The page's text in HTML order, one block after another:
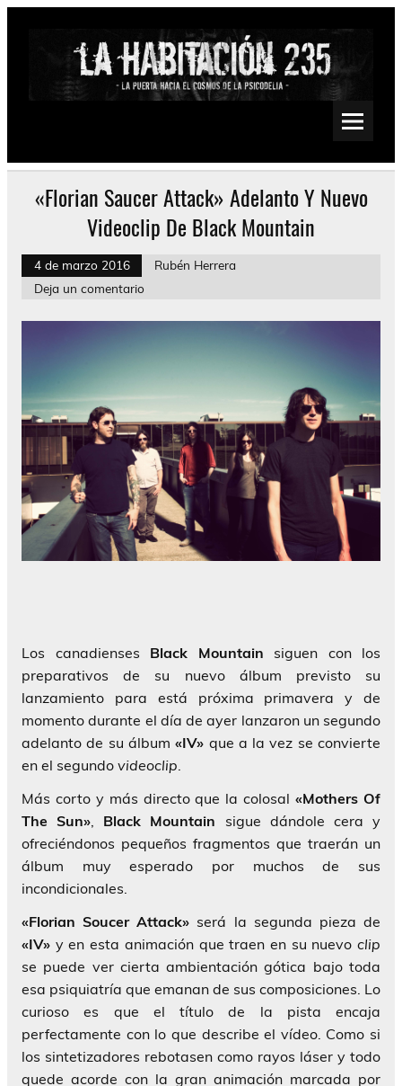
Saltar
Psychedelic, Stoner, Doom, Sludge, Fuzz, Space, Drone
«Florian Saucer Attack» Adelanto Y Nuevo
Videoclip De Black Mountain
4 de marzo 2016
Rubén Herrera
Deja un comentario
Los canadienses Black Mountain siguen con los
preparativos de su nuevo álbum previsto su
lanzamiento para está próxima primavera y de
momento durante el día de ayer lanzaron un segundo
adelanto de su álbum«IV» que a la vez se convierte
en el segundo videoclip.
Más corto y más directo que la colosal«Mothers Of
The Sun», Black Mountain sigue dándole cera y
ofreciéndonos pequeños fragmentos que traerán un
álbum muy esperado por muchos de sus
incondicionales.
«Florian Soucer Attack» será la segunda pieza de
«IV» y en esta animación que traen en su nuevo clip
se puede ver cierta ambientación gótica bajo toda
esa psiquiatría que emanan de sus composiciones. Lo
curioso es que el título de la pista encaja
perfectamente con lo que describe el vídeo. Como si
los sintetizadores rebotasen como rayos láser y todo
quede acorde con la gran animación marcada por